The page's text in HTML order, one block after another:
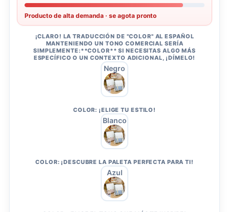
Producto de alta demanda · se agota pronto
¡CLARO! LA TRADUCCIÓN DE "COLOR" AL ESPAÑOL
MANTENIENDO UN TONO COMERCIAL SERÍA
SIMPLEMENTE:**COLOR** SI NECESITAS ALGO MÁS
ESPECÍFICO O UN CONTEXTO ADICIONAL, ¡DÍMELO!
Negro
COLOR: ¡ELIGE TU ESTILO!
Blanco
COLOR: ¡DESCUBRE LA PALETA PERFECTA PARA TI!
Azul